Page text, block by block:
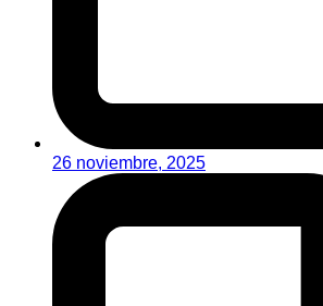
26 noviembre, 2025